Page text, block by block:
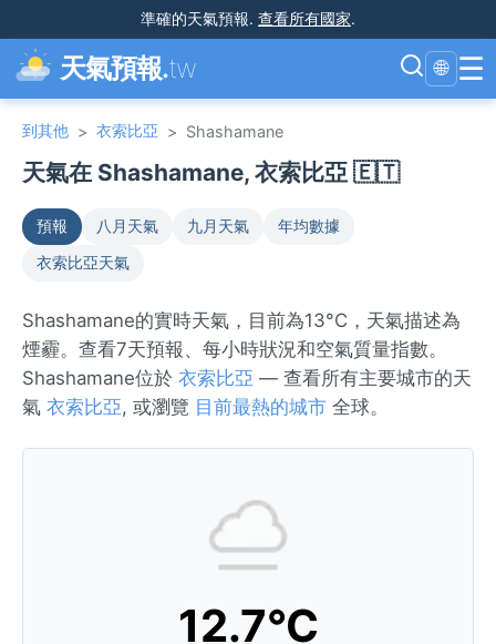
準確的天氣預報. 查看所有國家.
天氣預報.tw 🌐 ☰
到其他 > 衣索比亞 > Shashamane
天氣在 Shashamane, 衣索比亞 🇪🇹
預報 八月天氣 九月天氣
年均數據
衣索比亞天氣
Shashamane的實時天氣，目前為13°C，天氣描述為
煙霾。查看7天預報、每小時狀況和空氣質量指數。
Shashamane位於 衣索比亞 — 查看所有主要城市的天
氣 衣索比亞, 或瀏覽 目前最熱的城市 全球。
12.7°C